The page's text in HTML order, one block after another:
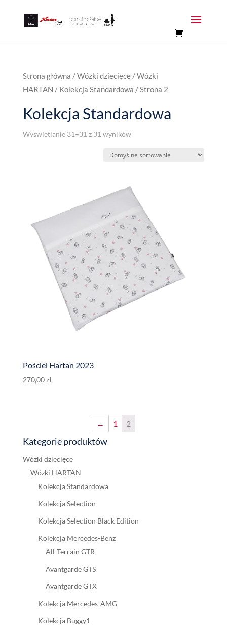
Strona główna /Wózki dziecięce/Wózki
HARTAN / Kolekcja Standardowa / Strona 2
Kolekcja Standardowa
Wyświetlanie 31–31 z 31 wyników
Pościel Hartan 2023
270,00zł
← 1 2
Kategorie produktów
Wózki dziecięce
Wózki HARTAN
Kolekcja Standardowa
Kolekcja Selection
Kolekcja Selection Black Edition
Kolekcja Mercedes-Benz
All-Terrain GTR
Avantgarde GTS
Avantgarde GTX
Kolekcja Mercedes-AMG
Kolekcja Buggy1